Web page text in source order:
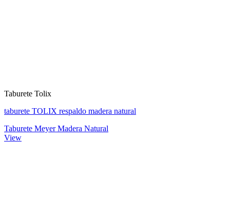
Taburete Tolix
taburete TOLIX respaldo madera natural
Taburete Meyer Madera Natural
View